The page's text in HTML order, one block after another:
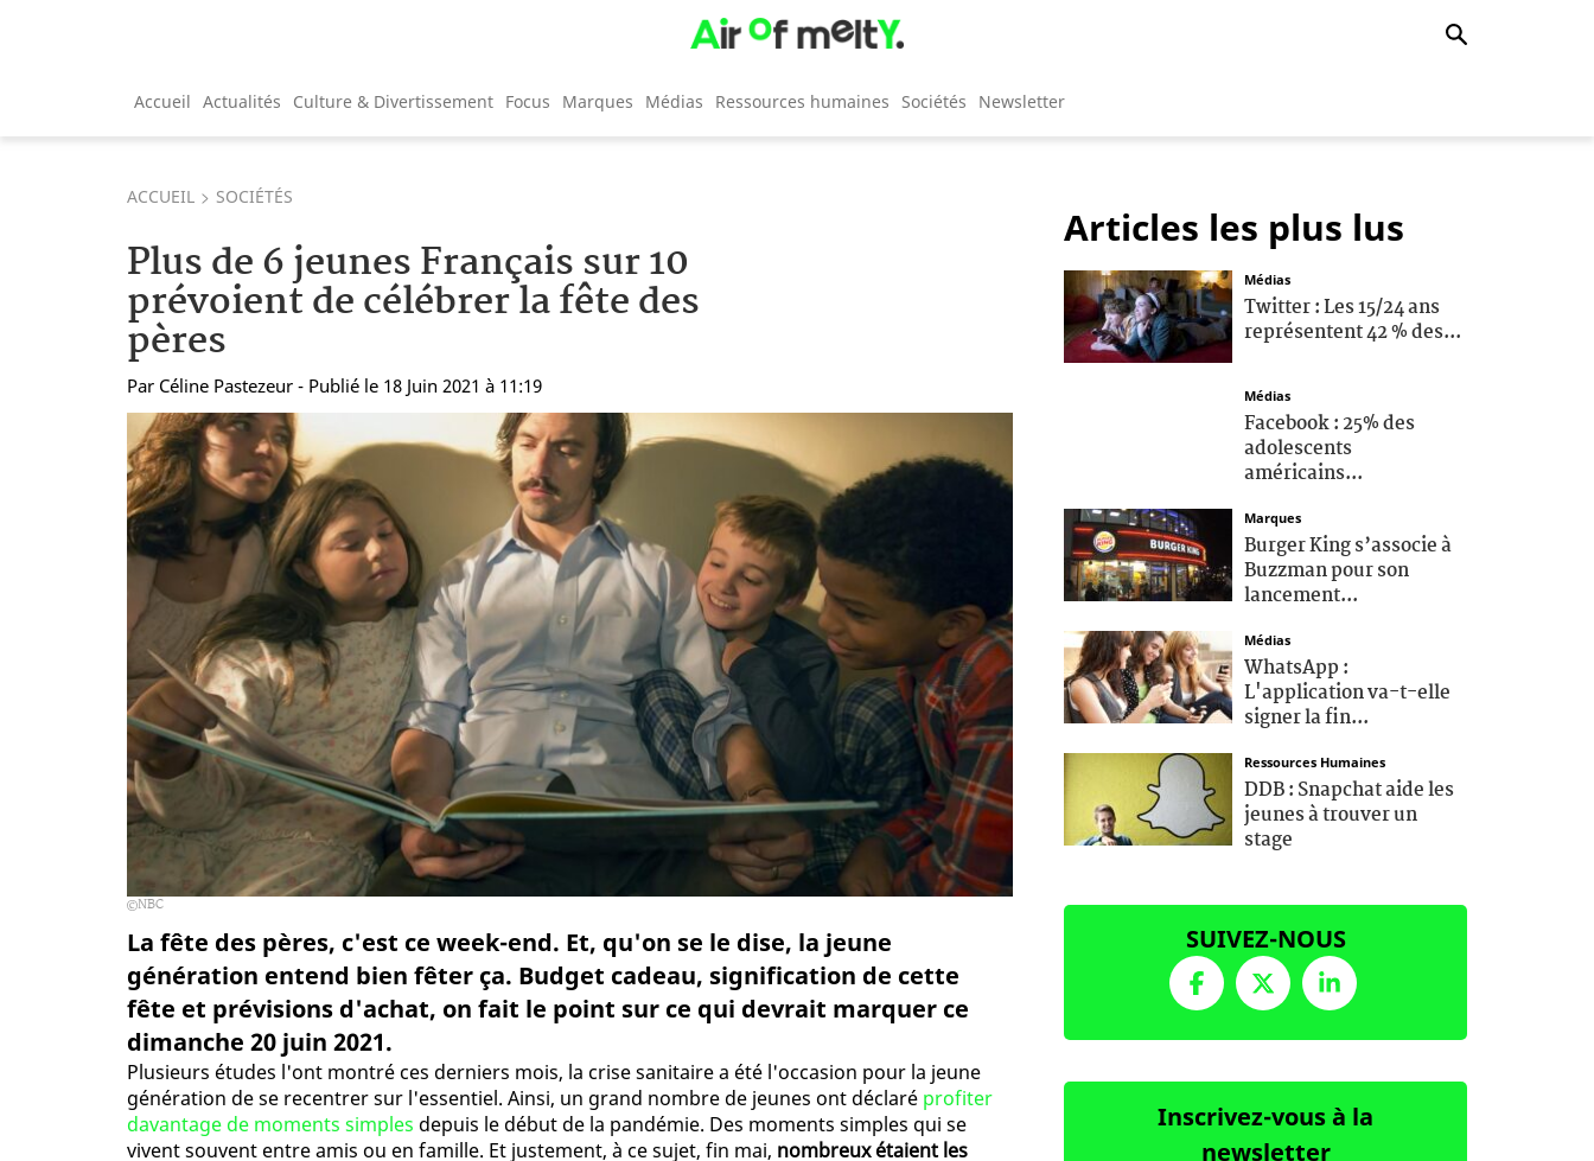
Accueil Actualités Culture & Divertissement Focus Marques Médias Ressources humaines Sociétés Newsletter
ACCUEIL SOCIÉTÉS
Plus de 6 jeunes Français sur 10
prévoient de célébrer la fête des
pères
Par Céline Pastezeur - Publié le 18 Juin 2021 à 11:19
NBC
La fête des pères, c'est ce week-end. Et, qu'on se le dise, la jeune
génération entend bien fêter ça. Budget cadeau, signification de cette
fête et prévisions d'achat, on fait le point sur ce qui devrait marquer ce
dimanche 20 juin 2021.
Plusieurs études l'ont montré ces derniers mois, la crise sanitaire a été l'occasion pour la jeune
génération de se recentrer sur l'essentiel. Ainsi, un grand nombre de jeunes ont déclaré profiter
davantage de moments simples depuis le début de la pandémie. Des moments simples qui se
vivent souvent entre amis ou en famille. Et justement, à ce sujet, fin mai, nombreux étaient les
Articles les plus lus
Médias
Twitter : Les 15/24 ans
représentent 42 % des...
Médias
Facebook : 25% des
adolescents
américains...
Marques
Burger King s’associe à
Buzzman pour son
lancement...
Médias
WhatsApp :
L'application va-t-elle
signer la fin...
Ressources Humaines
DDB : Snapchat aide les
jeunes à trouver un
stage
SUIVEZ-NOUS
Inscrivez-vous à la
newsletter